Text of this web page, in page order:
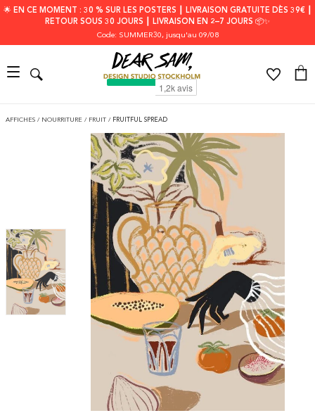
🌟 EN CE MOMENT : 30 % SUR LES POSTERS ┃ LIVRAISON GRATUITE DÈS 39€ ┃
RETOUR SOUS 30 JOURS ┃ LIVRAISON EN 2–7 JOURS 📦✨
Code: SUMMER30, jusqu'au 09/08
AFFICHES / NOURRITURE / FRUIT / FRUITFUL SPREAD